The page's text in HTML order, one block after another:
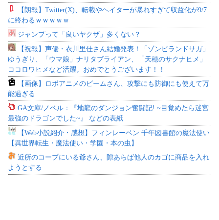
【朗報】Twitter(X)、転載やヘイターが暴れすぎて収益化が9/7
に終わるｗｗｗｗｗ
ジャンプって「良いヤクザ」多くない？
【祝報】声優・衣川里佳さん結婚発表！「ゾンビランドサガ」
ゆうぎり、「ウマ娘」ナリタブライアン、「天穂のサクナヒメ」
ココロワヒメなど活躍。おめでとうございます！！
【画像】ロボアニメのビームさん、攻撃にも防御にも使えて万
能過ぎる
GA文庫/ノベル：『地龍のダンジョン奮闘記! ~目覚めたら迷宮
最強のドラゴンでした~』 などの表紙
【Web小説紹介・感想】フィンレーベン 千年図書館の魔法使い
【異世界転生・魔法使い・学園・本の虫】
近所のコープにいる爺さん、隙あらば他人のカゴに商品を入れ
ようとする